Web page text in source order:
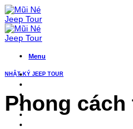
Bỏ
qua
nội
dung
Menu
Trang Chủ
Xe leo đồi ATV
Xe đưa đón Sân Bay
NHẬT KÝ JEEP TOUR
Phong